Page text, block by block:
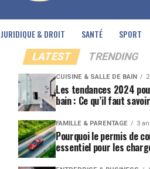
JURIDIQUE & DROIT SANTÉ SPORT
LATEST TRENDING
CUISINE & SALLE DE BAIN
Les tendances 2024
bain : Ce qu’il faut savoir
FAMILLE & PARENTAGE 3
Pourquoi le permis de
essentiel pour les